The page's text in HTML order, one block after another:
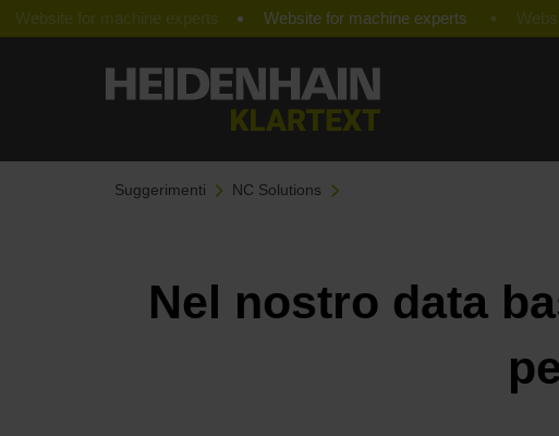
Website for machine experts
Suggerimenti NC Solutions
Nel nostro data